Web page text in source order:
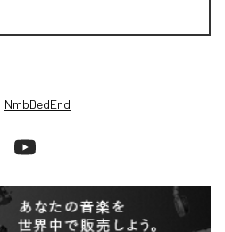
NmbDedEnd